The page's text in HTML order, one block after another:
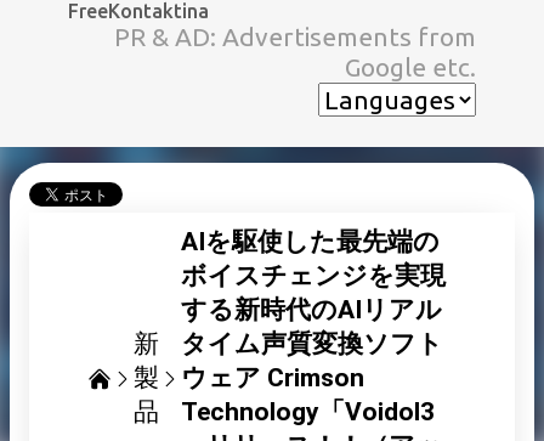
スキップしてメイン コンテンツに移動
FreeKontaktina
PR & AD: Advertisements from
Google etc.
新
製
品
AIを駆使した最先端の
ボイスチェンジを実現
する新時代のAIリアル
タイム声質変換ソフト
ウェア Crimson
Technology「Voidol3